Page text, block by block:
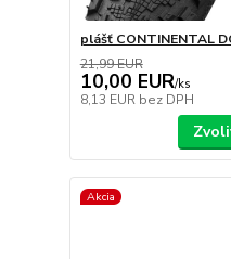
plášť CONTINENTAL
21,99 EUR
10,00 EUR/ks
8,13 EUR bez DPH
Akcia